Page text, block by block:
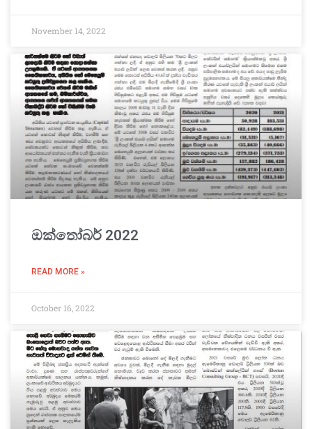
November 14, 2022
ඔක්තෝබර් 2022
READ MORE »
October 16, 2022